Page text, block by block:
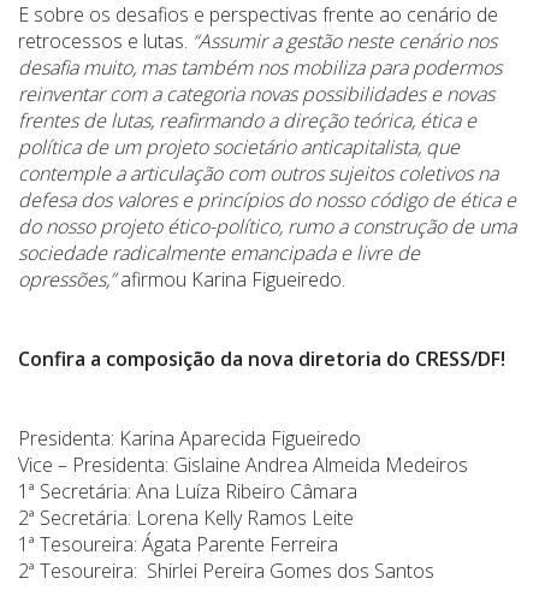
E sobre os desafios e perspectivas frente ao cenário de
retrocessos e lutas. “Assumir a gestão neste cenário nos
desafia muito, mas também nos mobiliza para podermos
reinventar com a categoria novas possibilidades e novas
frentes de lutas, reafirmando a direção teórica, ética e
política de um projeto societário anticapitalista, que
contemple a articulação com outros sujeitos coletivos na
defesa dos valores e princípios do nosso código de ética e
do nosso projeto ético-político, rumo a construção de uma
sociedade radicalmente emancipada e livre de
opressões,”afirmou Karina Figueiredo.
Confira a composição da nova diretoria do CRESS/DF!
Presidenta: Karina Aparecida Figueiredo
Vice – Presidenta: Gislaine Andrea Almeida Medeiros
1ª Secretária: Ana Luíza Ribeiro Câmara
2ª Secretária: Lorena Kelly Ramos Leite
1ª Tesoureira: Ágata Parente Ferreira
2ª Tesoureira: Shirlei Pereira Gomes dos Santos